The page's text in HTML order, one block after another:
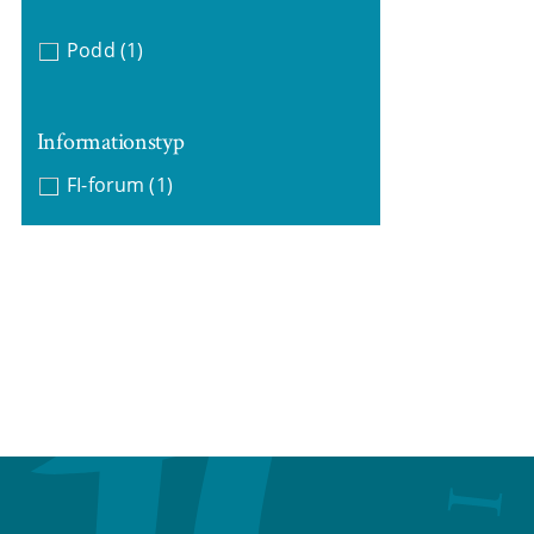
Podd (1)
Informationstyp
FI-forum (1)